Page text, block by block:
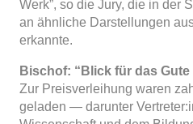
Werk”, so die Jury, die in der
an ähnliche Darstellungen
erkannte.
Bischof: “Blick für das Gute
Zur Preisverleihung waren
geladen — darunter